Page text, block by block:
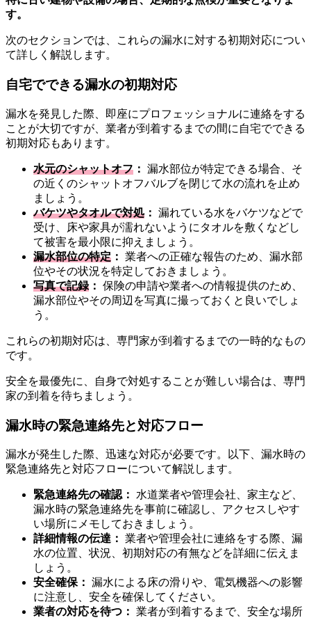
す。
次のセクションでは、これらの漏水に対する初期対応につい
て詳しく解説します。
自宅でできる漏水の初期対応
漏水を発見した際、即座にプロフェッショナルに連絡をする
ことが大切ですが、業者が到着するまでの間に自宅でできる
初期対応もあります。
水元のシャットオフ ： 漏水部位が特定できる場合、そ
の近くのシャットオフバルブを閉じて水の流れを止め
ましょう。
バケツやタオルで対処 ： 漏れている水をバケツなどで
受け、床や家具が濡れないようにタオルを敷くなどし
て被害を最小限に抑えましょう。
漏水部位の特定 ： 業者への正確な報告のため、漏水部
位やその状況を特定しておきましょう。
写真で記録： 保険の申請や業者への情報提供のため、
漏水部位やその周辺を写真に撮っておくと良いでしょ
う。
これらの初期対応は、専門家が到着するまでの一時的なもの
です。
安全を最優先に、自身で対処することが難しい場合は、専門
家の到着を待ちましょう。
漏水時の緊急連絡先と対応フロー
漏水が発生した際、迅速な対応が必要です。以下、漏水時の
緊急連絡先と対応フローについて解説します。
緊急連絡先の確認：
水道業者や管理会社、家主など、
漏水時の緊急連絡先を事前に確認し、アクセスしやす
い場所にメモしておきましょう。
詳細情報の伝達： 業者や管理会社に連絡をする際、漏
水の位置、状況、初期対応の有無などを詳細に伝えま
しょう。
安全確保： 漏水による床の滑りや、電気機器への影響
に注意し、安全を確保してください。
業者の対応を待つ： 業者が到着するまで、安全な場所